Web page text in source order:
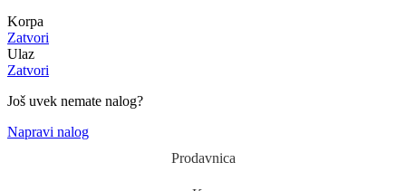
Korpa
Zatvori
Ulaz
Zatvori
Još uvek nemate nalog?
Napravi nalog
Prodavnica